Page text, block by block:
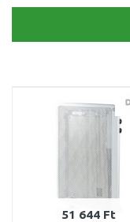
51 644 Ft